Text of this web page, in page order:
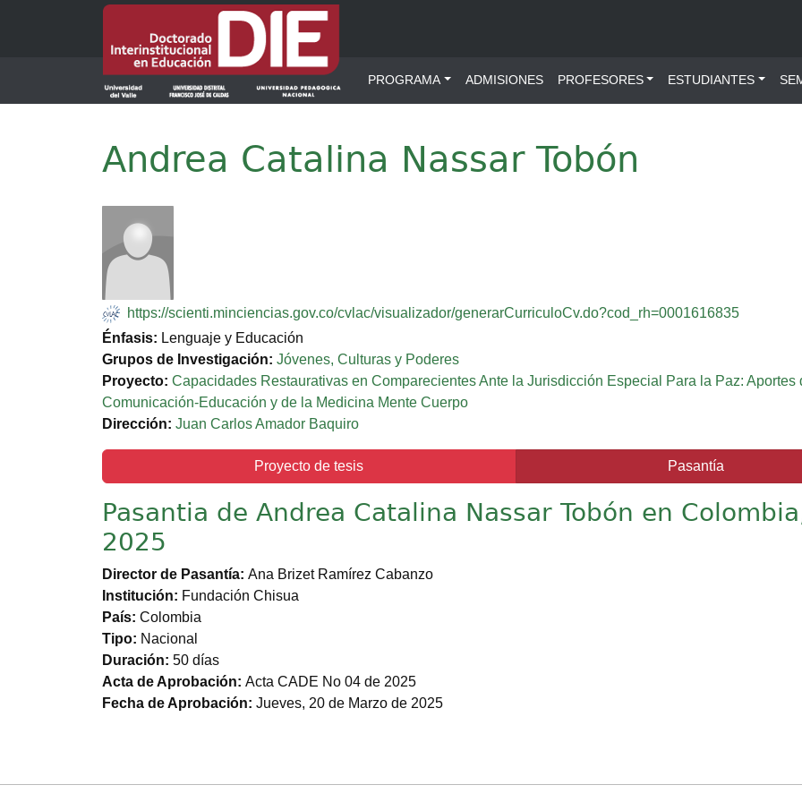
Pasar al contenido principal
Menú principal
PROGRAMA ADMISIONES PROFESORES ESTUDIANTES
Andrea Catalina Nassar Tobón
https://scienti.minciencias.gov.co/cvlac/visualizador/generarCurriculoCv.do?cod_rh=0001616835
Énfasis: Lenguaje y Educación
Grupos de Investigación: Jóvenes, Culturas y Poderes
Proyecto: Capacidades Restaurativas en Comparecientes Ante la Jurisdicción Especial Para la Paz: Aportes
Comunicación-Educación y de la Medicina Mente Cuerpo
Dirección: Juan Carlos Amador Baquiro
Proyecto de tesis Pasantía
Pasantia de Andrea Catalina Nassar Tobón en
2025
Director de Pasantía: Ana Brizet Ramírez Cabanzo
Institución: Fundación Chisua
País: Colombia
Tipo: Nacional
Duración: 50 días
Acta de Aprobación: Acta CADE No 04 de 2025
Fecha de Aprobación: Jueves, 20 de Marzo de 2025